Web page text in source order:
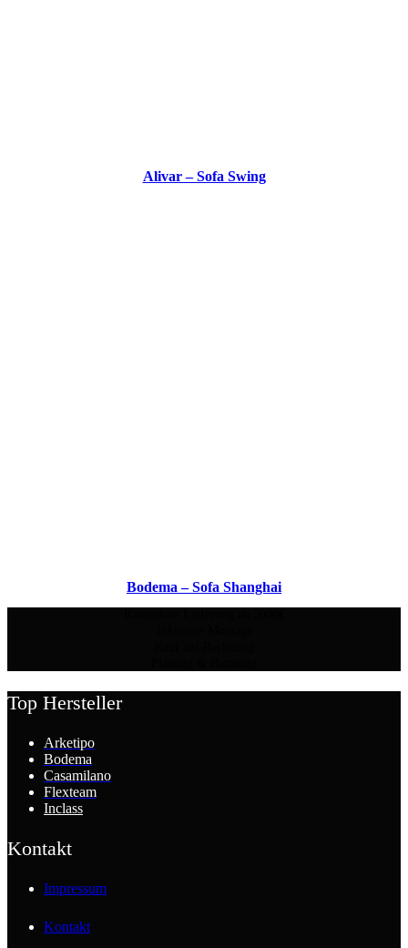
Alivar – Sofa Swing
Bodema – Sofa Shanghai
Top Hersteller
Arketipo
Bodema
Casamilano
Flexteam
Inclass
Kontakt
Impressum
Kontakt